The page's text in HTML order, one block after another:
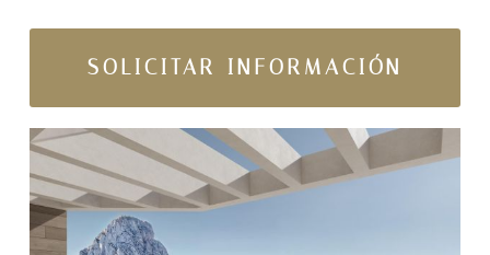
SOLICITAR INFORMACIÓN